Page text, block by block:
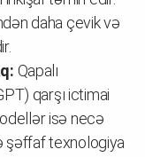
daha çevik və
Qapalı
qarşı ictimai
isə necə
şəffaf texnologiya